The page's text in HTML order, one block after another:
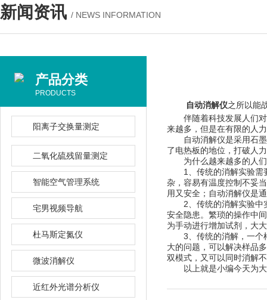
新闻资讯 / NEWS INFORMATION
产品分类
PRODUCTS
阳离子交换量测定
二氧化硫残留量测定
智能空气管理系统
宅男视频导航
杜马斯定氮仪
微波消解仪
近红外光谱分析仪
自动消解仪之所以能
伴随着科技发展人们对生
来越多，但是在有限的
自动消解仪是采用石墨材料
了电热板的地位，打破人
为什么越来越多的人们会
1、传统的消解实验
杂，容易有温度控制不
用又安全；自动消解仪是
2、传统的消解实验中实
安全隐患。繁琐的操作中
为手动进行增加试剂，大大
3、传统的消解，一
大的问题，可以解决样品
双模式，又可以同时消解不
以上就是小编今天为大家